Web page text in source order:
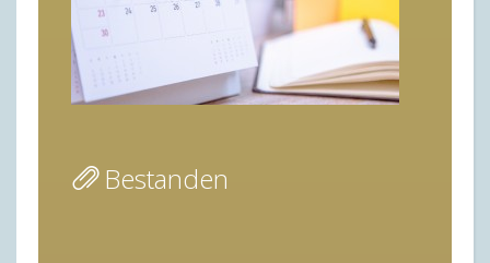
Bestanden